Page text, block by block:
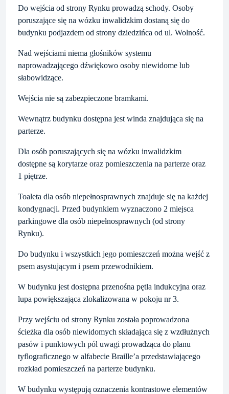
Do wejścia od strony Rynku prowadzą schody. Osoby
poruszające się na wózku inwalidzkim dostaną się do
budynku podjazdem od strony dziedzińca od ul. Wolność.
Nad wejściami niema głośników systemu
naprowadzającego dźwiękowo osoby niewidome lub
słabowidzące.
Wejścia nie są zabezpieczone bramkami.
Wewnątrz budynku dostępna jest winda znajdująca się na
parterze.
Dla osób poruszających się na wózku inwalidzkim
dostępne są korytarze oraz pomieszczenia na parterze oraz
1 piętrze.
Toaleta dla osób niepełnosprawnych znajduje się na każdej
kondygnacji. Przed budynkiem wyznaczono 2 miejsca
parkingowe dla osób niepełnosprawnych (od strony
Rynku).
Do budynku i wszystkich jego pomieszczeń można wejść z
psem asystującym i psem przewodnikiem.
W budynku jest dostępna przenośna pętla indukcyjna oraz
lupa powiększająca zlokalizowana w pokoju nr 3.
Przy wejściu od strony Rynku została poprowadzona
ścieżka dla osób niewidomych składająca się z wzdłużnych
pasów i punktowych pól uwagi prowadząca do planu
tyflograficznego w alfabecie Braille’a przedstawiającego
rozkład pomieszczeń na parterze budynku.
W budynku występują oznaczenia kontrastowe elementów